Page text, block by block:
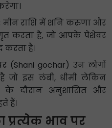
मीन राशि में शनि करुणा और
करता है, जो आपके पेशेवर
है।
(Shani gochar) उन लोगों
जो इस लंबी, धीमी लेकिन
के दौरान अनुशासित और
हैं।
प्रत्येक भाव पर